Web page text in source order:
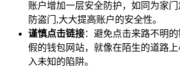
账户增加一层安全防护，如同为家
防盗门,大大提高账户的安全性。
谨慎点击链接：避免点击来路不明
假的钱包网站，就像在陌生的道路
入未知的陷阱。